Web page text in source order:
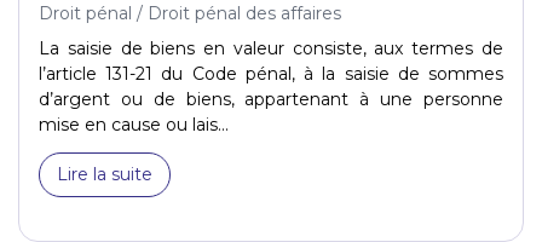
Droit pénal / Droit pénal des affaires
La saisie de biens en valeur consiste, aux termes de
l’article 131-21 du Code pénal, à la saisie de sommes
d’argent ou de biens, appartenant à une personne
mise en cause ou lais...
Lire la suite